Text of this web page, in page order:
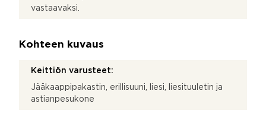
vastaavaksi.
Kohteen kuvaus
Keittiön varusteet:
Jääkaappipakastin, erillisuuni, liesi, liesituuletin ja
astianpesukone